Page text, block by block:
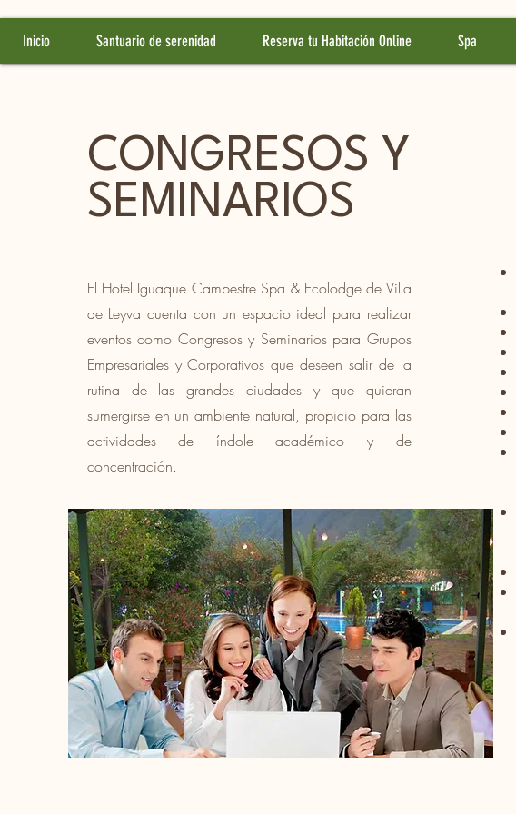
CONGRESOS Y
SEMINARIOS
El Hotel Iguaque Campestre Spa & Ecolodge de Villa
de Leyva cuenta con un espacio ideal para realizar
eventos como Congresos y Seminarios para Grupos
Empresariales y Corporativos que deseen salir de la
rutina de las grandes ciudades y que quieran
sumergirse en un ambiente natural, propicio para las
actividades de índole académico y de
concentración.
Inicio Santuario de serenidad Reserva tu Habitación Online Spa